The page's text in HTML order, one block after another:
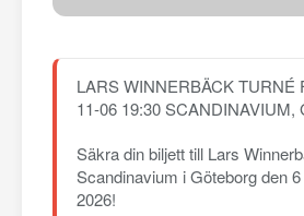
LARS WINNERBÄCK TURNÉ
11-06 19:30 SCANDINAVIUM,
Säkra din biljett till Lars
Scandinavium i Göteborg den
2026!